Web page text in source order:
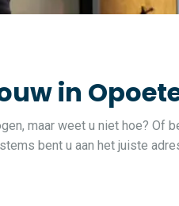
in
maar weet u niet hoe? Of
bent u aan het juiste